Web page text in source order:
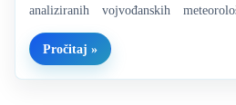
analiziranih vojvođanskih
dosadašnji apsolutni temperaturni
maksimumi zabeleženi su na
Sremskoj Mitrovici i
Pročitaj »